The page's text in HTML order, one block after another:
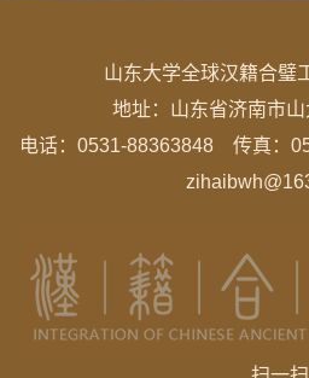
山东大学全球汉籍合璧
地址： 山东省济南市
电话：0531-88363848 传真：